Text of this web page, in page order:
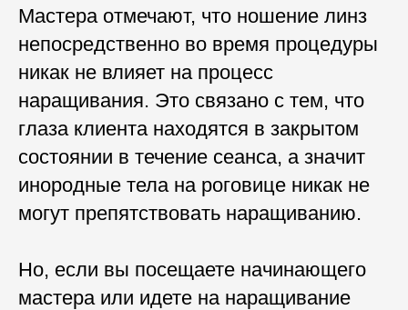
Мастера отмечают, что ношение линз
непосредственно во время процедуры
никак не влияет на процесс
наращивания. Это связано с тем, что
глаза клиента находятся в закрытом
состоянии в течение сеанса, а значит
инородные тела на роговице никак не
могут препятствовать наращиванию.
Но, если вы посещаете начинающего
мастера или идете на наращивание